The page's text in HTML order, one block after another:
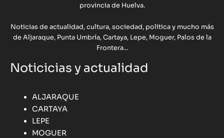
provincia de Huelva.
Noticias de actualidad, cultura, sociedad, política y mucho más
de Aljaraque, Punta Umbría, Cartaya, Lepe, Moguer, Palos de la
Frontera...
Noticicias y actualidad
ALJARAQUE
CARTAYA
LEPE
MOGUER